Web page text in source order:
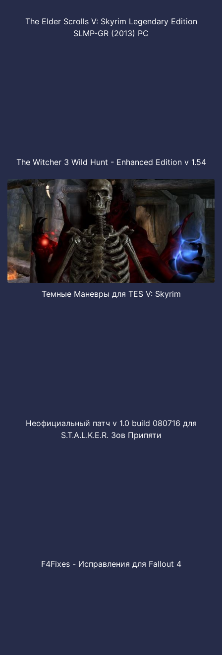
The Elder Scrolls V: Skyrim Legendary Edition
SLMP-GR (2013) PC
The Witcher 3 Wild Hunt - Enhanced Edition v 1.54
Темные Маневры для TES V: Skyrim
Неофициальный патч v 1.0 build 080716 для
S.T.A.L.K.E.R. Зов Припяти
F4Fixes - Исправления для Fallout 4